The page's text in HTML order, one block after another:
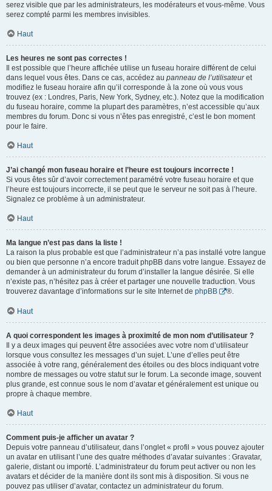
serez visible que par les administrateurs, les modérateurs et vous-même. Vous
serez compté parmi les membres invisibles.
Haut
Les heures ne sont pas correctes !
Il est possible que l’heure affichée utilise un fuseau horaire différent de celui
dans lequel vous êtes. Dans ce cas, accédez au panneau de l’utilisateuret
modifiez le fuseau horaire afin qu’il corresponde à la zone où vous vous
trouvez (ex : Londres, Paris, New York, Sydney, etc.). Notez que la modification
du fuseau horaire, comme la plupart des paramètres, n’est accessible qu’aux
membres du forum. Donc si vous n’êtes pas enregistré, c’est le bon moment
pour le faire.
Haut
J’ai changé mon fuseau horaire et l’heure est toujours incorrecte !
Si vous êtes sûr d’avoir correctement paramétré votre fuseau horaire et que
l’heure est toujours incorrecte, il se peut que le serveur ne soit pas à l’heure.
Signalez ce problème à un administrateur.
Haut
Ma langue n’est pas dans la liste !
La raison la plus probable est que l’administrateur n’a pas installé votre langue
ou bien que personne n’a encore traduit phpBB dans votre langue. Essayez de
demander à un administrateur du forum d’installer la langue désirée. Si elle
n’existe pas, n’hésitez pas à créer et partager une nouvelle traduction. Vous
trouverez davantage d’informations sur le site Internet de phpBB ®.
Haut
A quoi correspondent les images à proximité de mon nom d’utilisateur ?
Il y a deux images qui peuvent être associées avec votre nom d’utilisateur
lorsque vous consultez les messages d’un sujet. L’une d’elles peut être
associée à votre rang, généralement des étoiles ou des blocs indiquant votre
nombre de messages ou votre statut sur le forum. La seconde image, souvent
plus grande, est connue sous le nom d’avatar et généralement est unique ou
propre à chaque membre.
Haut
Comment puis-je afficher un avatar ?
Depuis votre panneau d’utilisateur, dans l’onglet « profil » vous pouvez ajouter
un avatar en utilisant l’une des quatre méthodes d’avatar suivantes : Gravatar,
galerie, distant ou importé. L’administrateur du forum peut activer ou non les
avatars et décider de la manière dont ils sont mis à disposition. Si vous ne
pouvez pas utiliser d’avatar, contactez un administrateur du forum.